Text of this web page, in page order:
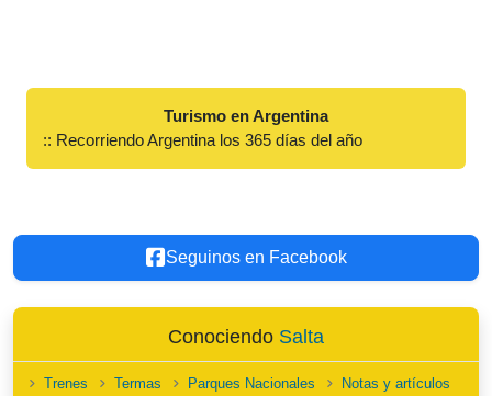
Turismo en Argentina
:: Recorriendo Argentina los 365 días del año
Seguinos en Facebook
Conociendo Salta
Trenes Termas Parques Nacionales Notas y artículos